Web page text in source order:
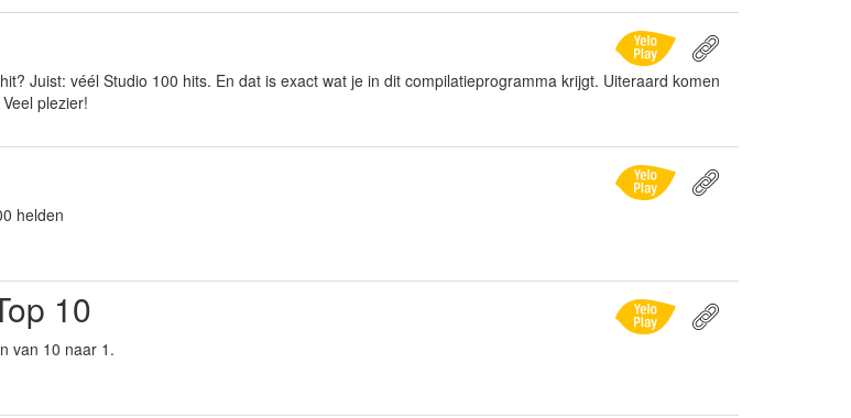
Juist: véél Studio 100 hits. En dat is exact wat je in dit compilatieprogramma krijgt. Uiteraard komen
plezier!
helden
10
van 10 naar 1.